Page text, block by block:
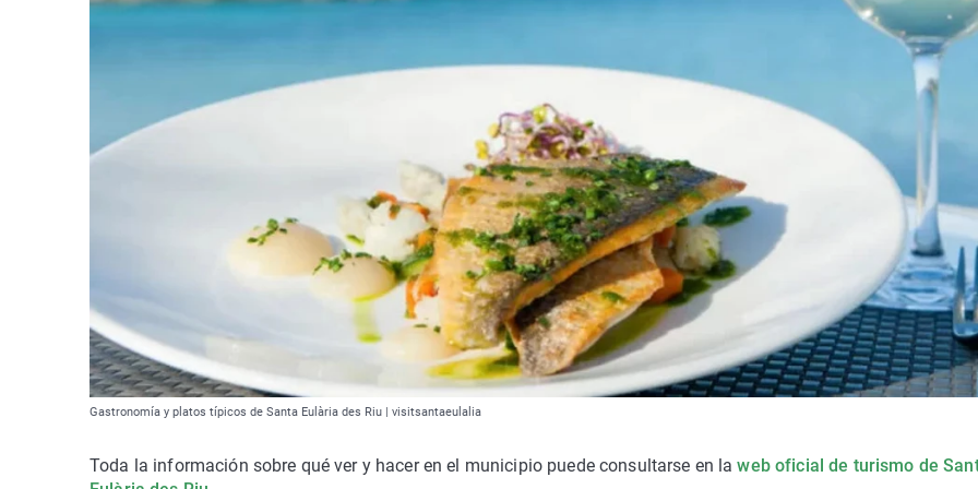
Gastronomía y platos típicos de Santa Eulària des Riu | visitsantaeulalia
Toda la información sobre qué ver y hacer en el municipio puede consultarse en laweb oficial de turismo de